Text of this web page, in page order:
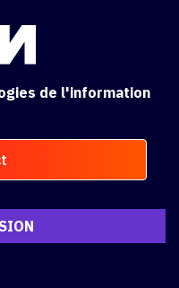
de l'information